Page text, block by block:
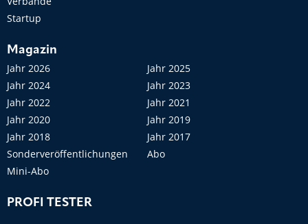
Startup
Magazin
Jahr 2026
Jahr 2025
Jahr 2024
Jahr 2023
Jahr 2022
Jahr 2021
Jahr 2020
Jahr 2019
Jahr 2018
Jahr 2017
Sonderveröffentlichungen
Abo
Mini-Abo
PROFI TESTER